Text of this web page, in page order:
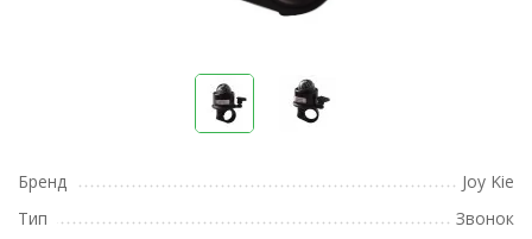
Бренд
Joy Kie
Тип
Звонок